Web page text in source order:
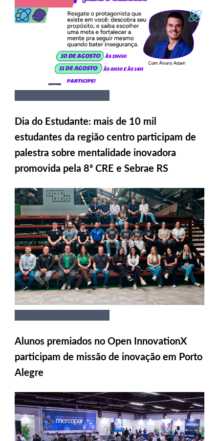
Dia do Estudante: mais de 10 mil
estudantes da região centro participam de
palestra sobre mentalidade inovadora
promovida pela 8ª CRE e Sebrae RS
Alunos premiados no Open InnovationX
participam de missão de inovação em Porto
Alegre